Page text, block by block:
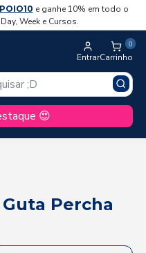
e ganhe 10% em todo o
Week e Cursos.
Entrar
0
Carrinho
😍
Percha